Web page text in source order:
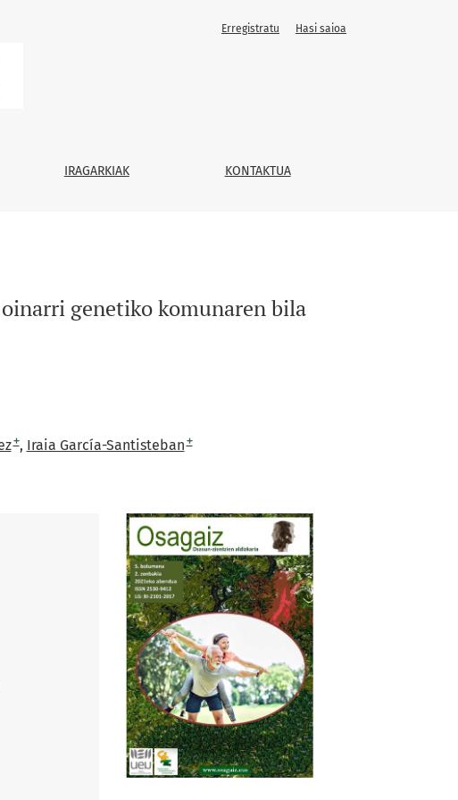
IRAGARKIAK KONTAKTUA
Erregistratu Hasi saioa
genetiko komunaren bila
+ Iraia García-Santisteban +